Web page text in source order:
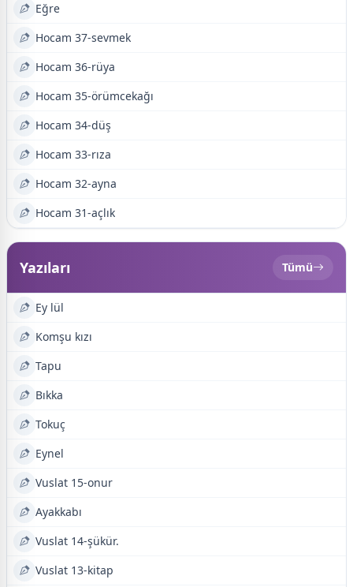
Eğre
Hocam 37-sevmek
Hocam 36-rüya
Hocam 35-örümcekağı
Hocam 34-düş
Hocam 33-rıza
Hocam 32-ayna
Hocam 31-açlık
Yazıları Tümü
Ey lül
Komşu kızı
Tapu
Bıkka
Tokuç
Eynel
Vuslat 15-onur
Ayakkabı
Vuslat 14-şükür.
Vuslat 13-kitap